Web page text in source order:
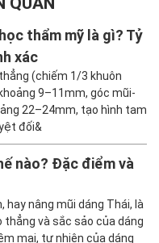
thẩm mỹ là gì? Tỷ
xác
(chiếm 1/3 khuôn
9–11mm, góc mũi-
22–24mm, tạo hình tam
đối&
nào? Đặc điểm và
hay nâng mũi dáng Thái, là
và sắc sảo của dáng
mại, tự nhiên của dáng